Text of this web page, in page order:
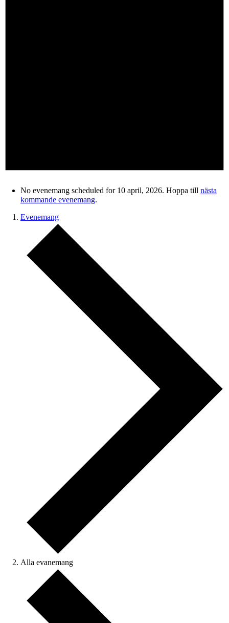
No evenemang scheduled for 10 april, 2026. Hoppa till nästa
kommande evenemang.
Evenemang
Alla evanemang